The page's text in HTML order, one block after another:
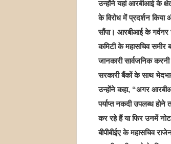
उन्होंने यहां आरबीआई के
के विरोध में प्रदर्शन किया
सौंपा। आरबीआई के
कमिटी के महासचिव समीर
जानकारी सार्वजनिक
सरकारी बैंकों के साथ
उन्होंने कहा, “अगर
पर्याप्त नकदी उपलब्ध
कर रहे हैं या फिर उनमें
बीपीबीईए के महासचिव